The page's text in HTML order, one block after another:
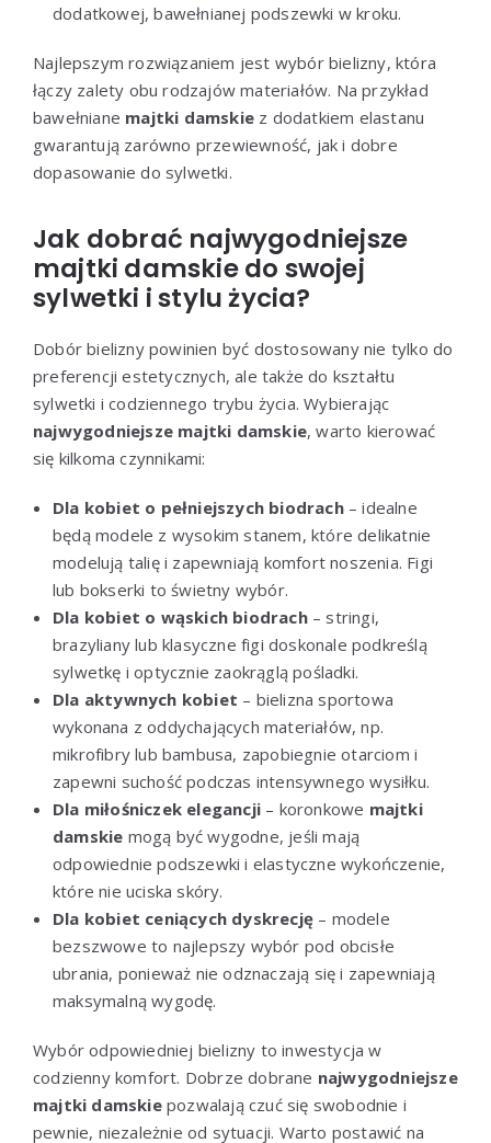
dodatkowej, bawełnianej podszewki w kroku.
Najlepszym rozwiązaniem jest wybór bielizny, która
łączy zalety obu rodzajów materiałów. Na przykład
bawełniane majtki damskie z dodatkiem elastanu
gwarantują zarówno przewiewność, jak i dobre
dopasowanie do sylwetki.
Jak dobrać najwygodniejsze
majtki damskie do swojej
sylwetki i stylu życia?
Dobór bielizny powinien być dostosowany nie tylko do
preferencji estetycznych, ale także do kształtu
sylwetki i codziennego trybu życia. Wybierając
najwygodniejsze majtki damskie, warto kierować
się kilkoma czynnikami:
Dla kobiet o pełniejszych biodrach– idealne
będą modele z wysokim stanem, które delikatnie
modelują talię i zapewniają komfort noszenia. Figi
lub bokserki to świetny wybór.
Dla kobiet o wąskich biodrach– stringi,
brazyliany lub klasyczne figi doskonale podkreślą
sylwetkę i optycznie zaokrąglą pośladki.
Dla aktywnych kobiet – bielizna sportowa
wykonana z oddychających materiałów, np.
mikrofibry lub bambusa, zapobiegnie otarciom i
zapewni suchość podczas intensywnego wysiłku.
Dla miłośniczek elegancji – koronkowe majtki
damskie mogą być wygodne, jeśli mają
odpowiednie podszewki i elastyczne wykończenie,
które nie uciska skóry.
Dla kobiet ceniących dyskrecję – modele
bezszwowe to najlepszy wybór pod obcisłe
ubrania, ponieważ nie odznaczają się i zapewniają
maksymalną wygodę.
Wybór odpowiedniej bielizny to inwestycja w
codzienny komfort. Dobrze dobrane najwygodniejsze
majtki damskiepozwalają czuć się swobodnie i
pewnie, niezależnie od sytuacji. Warto postawić na